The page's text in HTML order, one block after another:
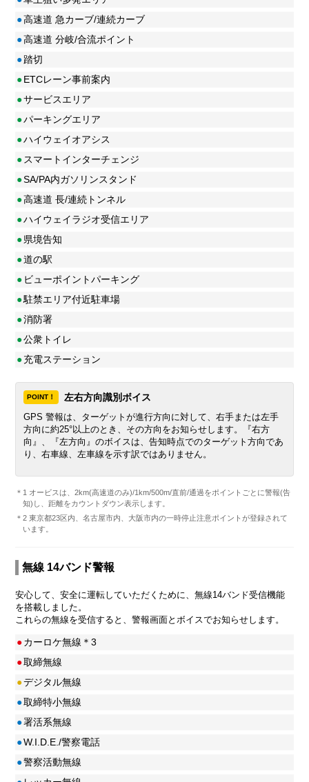
●高速道 急カーブ/連続カーブ
●高速道 分岐/合流ポイント
●踏切
●ETCレーン事前案内
●サービスエリア
●パーキングエリア
●ハイウェイオアシス
●スマートインターチェンジ
●SA/PA内ガソリンスタンド
●高速道 長/連続トンネル
●ハイウェイラジオ受信エリア
●県境告知
●道の駅
● ビューポイントパーキング
●駐禁エリア付近駐車場
●消防署
●公衆トイレ
●充電ステーション
POINT！ 左右方向識別ボイス
GPS 警報は、ターゲットが進行方向に対して、右手または左手
方向に約25°以上のとき、その方向をお知らせします。『右方
向』、『左方向』のボイスは、告知時点でのターゲット方向であ
り、右車線、左車線を示す訳ではありません。
＊1 オービスは、2km(高速道のみ)/1km/500m/直前/通過をポイントごとに警報(告
知)し、距離をカウントダウン表示します。
＊2 東京都23区内、名古屋市内、大阪市内の一時停止注意ポイントが登録されて
います。
無線 14バンド警報
安心して、安全に運転していただくために、無線14バンド受信機能
を搭載しました。
これらの無線を受信すると、警報画面とボイスでお知らせします。
●カーロケ無線＊3
●取締無線
●デジタル無線
●取締特小無線
●署活系無線
●W.I.D.E./警察電話
●警察活動無線